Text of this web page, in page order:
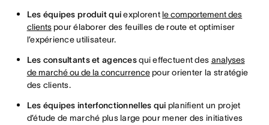
Les équipes produit quiexplorentle comportement des
clientspour élaborer des feuilles de route et optimiser
l’expérience utilisateur.
Les consultants et agencesqui effectuent des analyses
de marché ou de la concurrencepour orienter la stratégie
des clients.
Les équipes interfonctionnelles qui planifient un projet
d’étude de marché plus large pour mener des initiatives